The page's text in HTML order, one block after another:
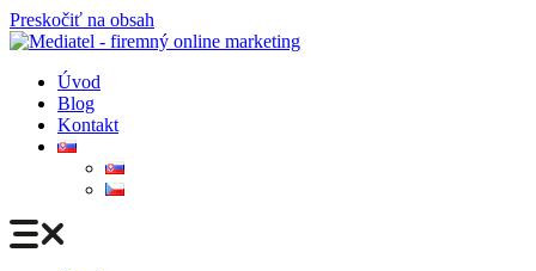
Preskočiť na obsah
Úvod
Blog
Kontakt